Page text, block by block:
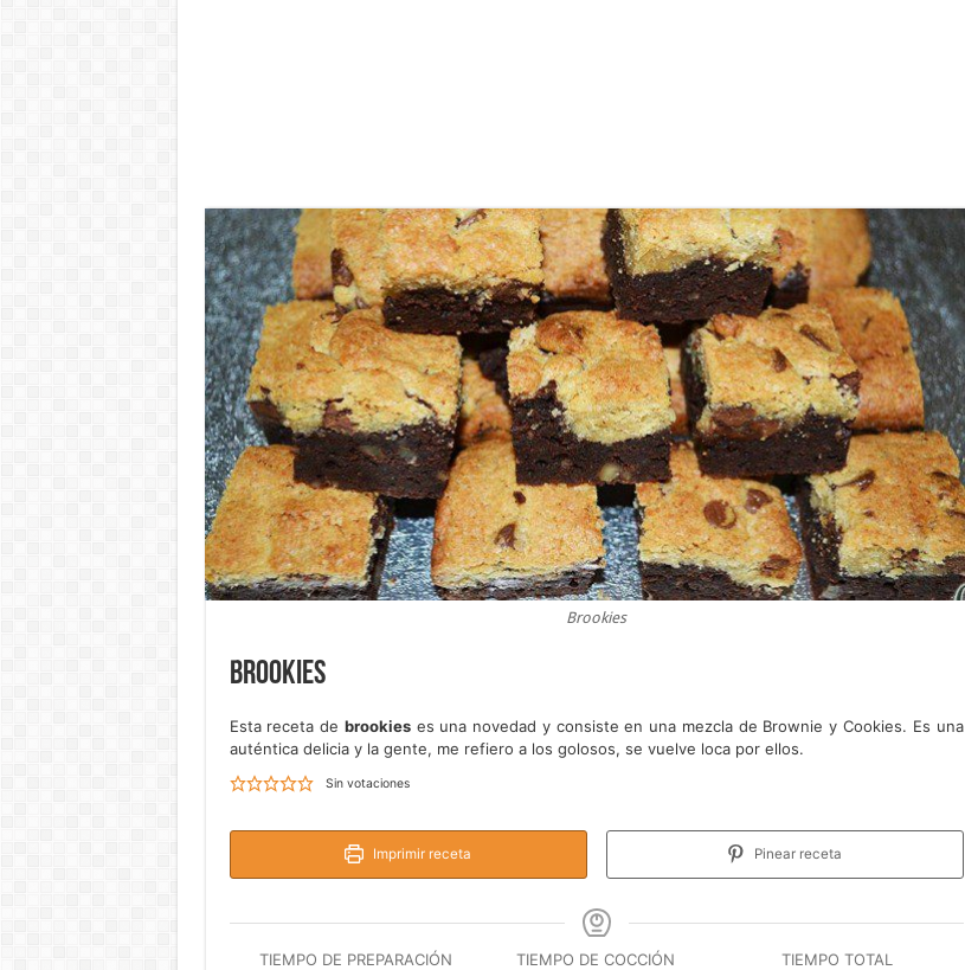
Brookies
Brookies
Esta receta de brookieses una novedad y consiste en una mezcla de Brownie y Cookies. Es una
auténtica delicia y la gente, me refiero a los golosos, se vuelve loca por ellos.
Sin votaciones
Imprimir receta Pinear receta
TIEMPO DE PREPARACIÓN
TIEMPO DE COCCIÓN
TIEMPO TOTAL